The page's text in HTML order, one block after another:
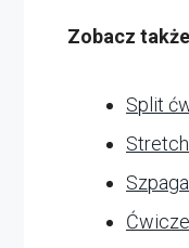
Zobacz
Split